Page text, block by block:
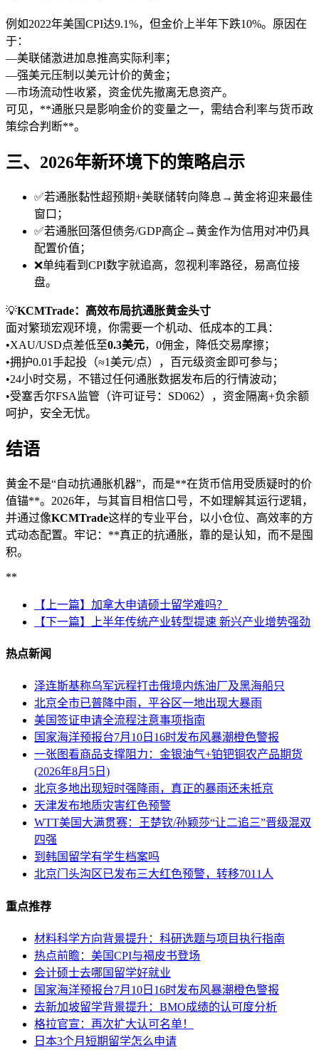
例如2022年美国CPI达9.1%，但金价上半年下跌10%。原因在
于：
—美联储激进加息推高实际利率；
—强美元压制以美元计价的黄金；
—市场流动性收紧，资金优先撤离无息资产。
可见，**通胀只是影响金价的变量之一，需结合利率与货币政
策综合判断**。
三、2026年新环境下的策略启示
✅若通胀黏性超预期+美联储转向降息→黄金将迎来最佳
窗口；
✅若通胀回落但债务/GDP高企→黄金作为信用对冲仍具
配置价值；
❌单纯看到CPI数字就追高，忽视利率路径，易高位接
盘。
💡KCMTrade：高效布局抗通胀黄金头寸
面对繁琐宏观环境，你需要一个机动、低成本的工具：
•XAU/USD点差低至0.3美元，0佣金，降低交易摩擦；
•拥护0.01手起投（≈1美元/点），百元级资金即可参与；
•24小时交易，不错过任何通胀数据发布后的行情波动；
•受塞舌尔FSA监管（许可证号：SD062），资金隔离+负余额
呵护，安全无忧。
结语
黄金不是“自动抗通胀机器”，而是**在货币信用受质疑时的价
值锚**。2026年，与其盲目相信口号，不如理解其运行逻辑，
并通过像KCMTrade这样的专业平台，以小仓位、高效率的方
式动态配置。牢记：**真正的抗通胀，靠的是认知，而不是囤
积。
**
【上一篇】加拿大申请硕士留学难吗？
【下一篇】上半年传统产业转型提速 新兴产业增势强劲
热点新闻
泽连斯基称乌军远程打击俄境内炼油厂及黑海船只
北京全市已普降中雨，平谷区一地出现大暴雨
美国签证申请全流程注意事项指南
国家海洋预报台7月10日16时发布风暴潮橙色警报
一张图看商品支撑阻力：金银油气+铂钯铜农产品期货
(2026年8月5日)
北京多地出现短时强降雨，真正的暴雨还未抵京
天津发布地质灾害红色预警
WTT美国大满贯赛：王楚钦/孙颖莎“让二追三”晋级混双
四强
到韩国留学有学生档案吗
北京门头沟区已发布三大红色预警，转移7011人
重点推荐
材料科学方向背景提升：科研选题与项目执行指南
热点前瞻：美国CPI与褐皮书登场
会计硕士去哪国留学好就业
国家海洋预报台7月10日16时发布风暴潮橙色警报
去新加坡留学背景提升：BMO成绩的认可度分析
格拉官宣：再次扩大认可名单！
日本3个月短期留学怎么申请